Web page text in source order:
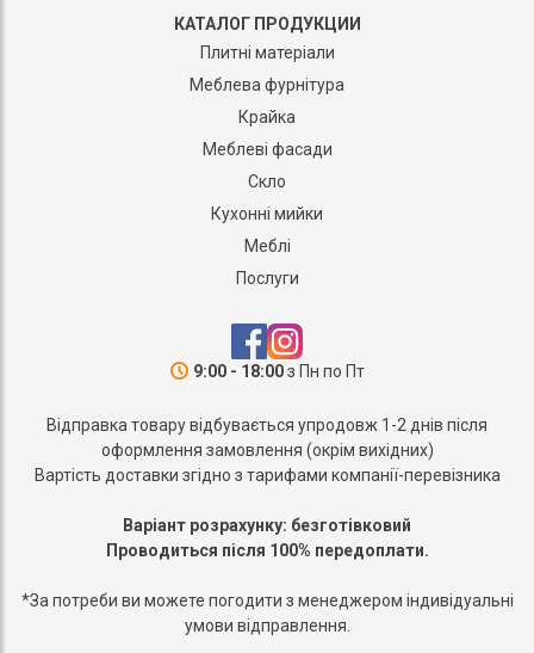
КАТАЛОГ ПРОДУКЦИИ
Плитні матеріали
Меблева фурнітура
Крайка
Меблеві фасади
Скло
Кухонні мийки
Меблі
Послуги
9:00 - 18:00з Пн по Пт
Відправка товару відбувається упродовж 1-2 днів після
оформлення замовлення (окрім вихідних)
Вартість доставки згідно з тарифами компанії-перевізника
Варіант розрахунку: безготівковий
Проводиться після 100% передоплати.
*За потреби ви можете погодити з менеджером індивідуальні
умови відправлення.